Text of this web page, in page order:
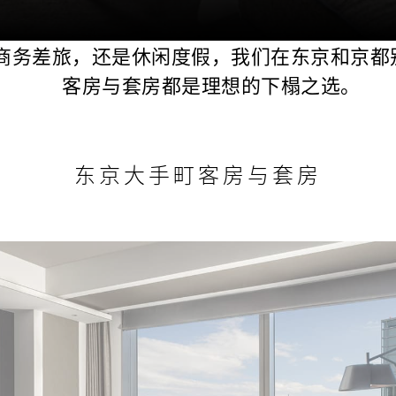
务差旅，还是休闲度假，我们在东京和京
客房与套房都是理想的下榻之选。
东京大手町客房与套房